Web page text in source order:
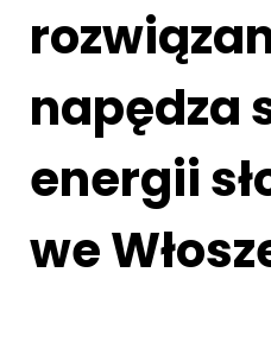
napędza
energii
we